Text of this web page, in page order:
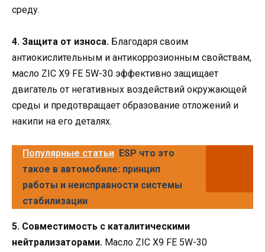
среду.
4. Защита от износа. Благодаря своим
антиокислительным и антикоррозионным свойствам,
масло ZIC X9 FE 5W-30 эффективно защищает
двигатель от негативных воздействий окружающей
среды и предотвращает образование отложений и
накипи на его деталях.
Популярные статьи ESP что это
такое в автомобиле: принцип
работы и неисправности системы
стабилизации
5. Совместимость с каталитическими
нейтрализаторами. Масло ZIC X9 FE 5W-30